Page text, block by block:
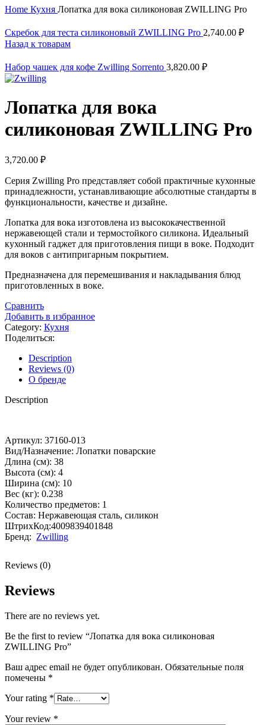
Home Кухня Лопатка для вока силиконовая ZWILLING Pro
Скребок для теста силиконовый ZWILLING Pro 2,740.00 ₽
Назад к товарам
Набор чашек для кофе Zwilling Sorrento 3,820.00 ₽
Лопатка для вока
силиконовая ZWILLING Pro
3,720.00 ₽
Серия Zwilling Pro представляет собой практичные кухонные
принадлежности, устанавливающие абсолютные стандарты в
функциональности, качестве и дизайне.
Лопатка для вока изготовлена из высококачественной
нержавеющей стали и термостойкого силикона. Идеальный
кухонный гаджет для приготовления пищи в воке. Подходит
для воков с антипригарным покрытием.
Предназначена для перемешивания и накладывания блюд
приготовленных в воке.
Сравнить
Добавить в избранное
Category: Кухня
Поделиться:
Description
Reviews (0)
О бренде
Description
Артикул: 37160-013
Вид/Назначение: Лопатки поварские
Длина (см): 38
Высота (см): 4
Ширина (см): 10
Вес (кг): 0.238
Количество предметов: 1
Состав: Нержавеющая сталь, силикон
ШтрихКод:4009839401848
Бренд: Zwilling
Reviews (0)
Reviews
There are no reviews yet.
Be the first to review “Лопатка для вока силиконовая
ZWILLING Pro”
Ваш адрес email не будет опубликован. Обязательные поля
помечены *
Your rating *
Your review *